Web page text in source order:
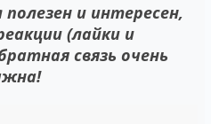
и интересен,
(лайки и
связь очень